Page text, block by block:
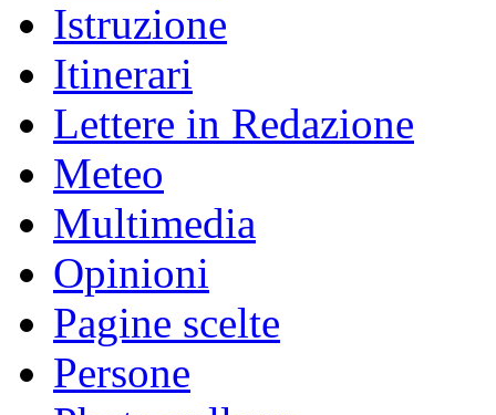
Istruzione
Itinerari
Lettere in Redazione
Meteo
Multimedia
Opinioni
Pagine scelte
Persone